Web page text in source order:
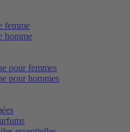
femme
homme
pour femmes
pour hommes